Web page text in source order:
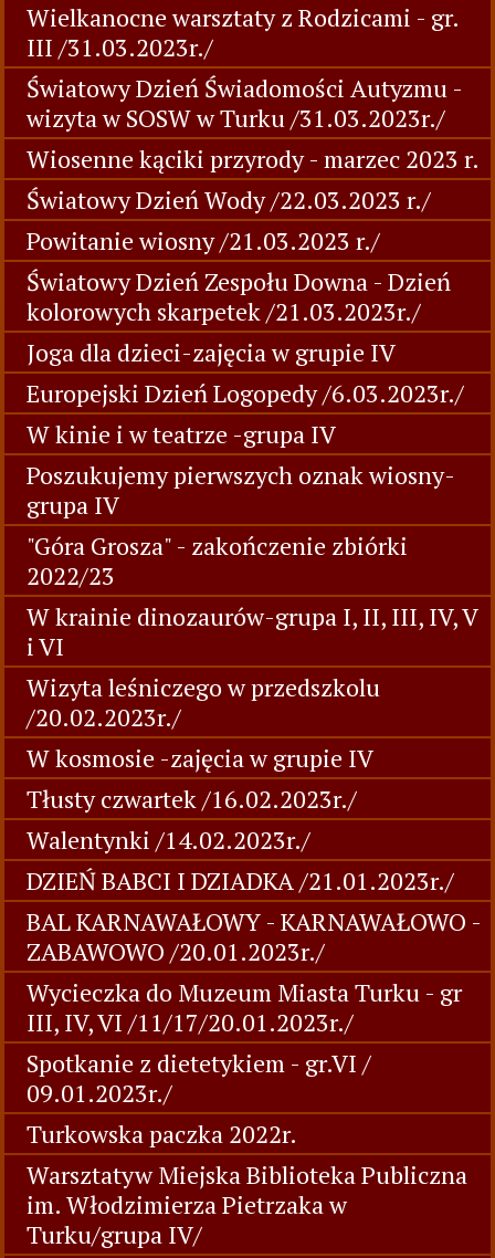
Wielkanocne warsztaty z Rodzicami - gr.
III /31.03.2023r./
Światowy Dzień Świadomości Autyzmu -
wizyta w SOSW w Turku /31.03.2023r./
Wiosenne kąciki przyrody - marzec 2023 r.
Światowy Dzień Wody /22.03.2023 r./
Powitanie wiosny /21.03.2023 r./
Światowy Dzień Zespołu Downa - Dzień
kolorowych skarpetek /21.03.2023r./
Joga dla dzieci-zajęcia w grupie IV
Europejski Dzień Logopedy /6.03.2023r./
W kinie i w teatrze -grupa IV
Poszukujemy pierwszych oznak wiosny-
grupa IV
"Góra Grosza" - zakończenie zbiórki
2022/23
W krainie dinozaurów-grupa I, II, III, IV, V
i VI
Wizyta leśniczego w przedszkolu
/20.02.2023r./
W kosmosie -zajęcia w grupie IV
Tłusty czwartek /16.02.2023r./
Walentynki /14.02.2023r./
DZIEŃ BABCI I DZIADKA /21.01.2023r./
BAL KARNAWAŁOWY - KARNAWAŁOWO -
ZABAWOWO /20.01.2023r./
Wycieczka do Muzeum Miasta Turku - gr
III, IV, VI /11/17/20.01.2023r./
Spotkanie z dietetykiem - gr.VI /
09.01.2023r./
Turkowska paczka 2022r.
Warsztatyw Miejska Biblioteka Publiczna
im. Włodzimierza Pietrzaka w
Turku/grupa IV/